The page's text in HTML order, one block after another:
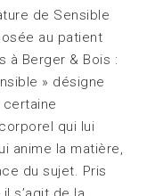
de Sensible
au patient
à Berger & Bois :
» désigne
qui lui
anime la matière,
du sujet. Pris